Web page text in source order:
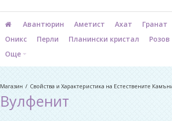
Авантюрин Аметист Ахат Гранат
Оникс
Перли Планински кристал
Още
Магазин Свойства и Характеристика на Естествените
Вулфенит